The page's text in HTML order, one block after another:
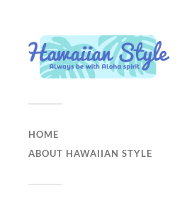
HOME
ABOUT HAWAIIAN STYLE